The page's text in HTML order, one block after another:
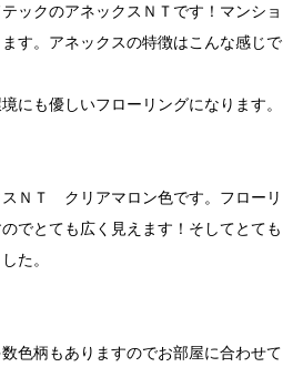
ックのアネックスＮＴです！マンショ
す。アネックスの特徴はこんな感じで
にも優しいフローリングになります。
ＮＴ クリアマロン色です。フローリ
でとても広く見えます！そしてとても
た。
色柄もありますのでお部屋に合わせて